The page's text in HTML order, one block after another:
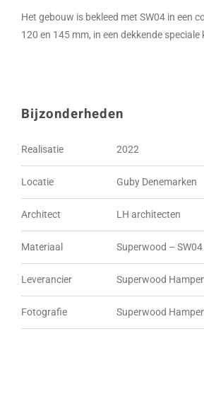
Het gebouw is bekleed met SW04 in een
120 en 145 mm, in een dekkende speciale
Bijzonderheden
Realisatie 2022
Locatie Guby Denemarken
Architect LH architecten
Materiaal Superwood –
Leverancier Superwood
Fotografie Superwood